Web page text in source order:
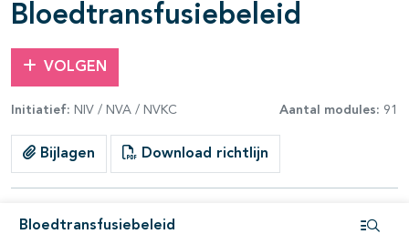
Bloedtransfusiebeleid
VOLGEN
Initiatief: NIV / NVA / NVKC Aantal modules: 91
Bijlagen Download richtlijn
Bloedtransfusiebeleid
open- en dichtklappen